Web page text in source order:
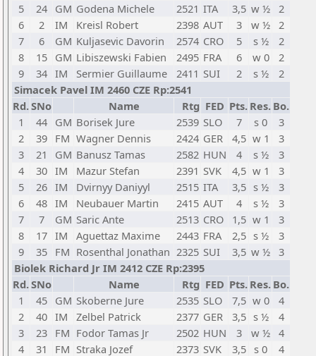
5
24 GM Godena Michele 2521 ITA 3,5 w ½ 2
6
2 IM Kreisl Robert 2398 AUT 3 w ½ 2
7
6 GM Kuljasevic Davorin 2574 CRO 5 s ½
2
8
15 GM Libiszewski Fabien 2495 FRA 6 w 0
2
9
34 IM Sermier Guillaume 2411 SUI 2 s ½
2
Simacek Pavel IM 2460 CZE Rp:2541
Rd.SNo Name Rtg FED Pts. Res. Bo.
1
44 GM Borisek Jure 2539 SLO 7 s 0
3
2
39 FM Wagner Dennis 2424 GER 4,5 w 1
3
3
21 GM Banusz Tamas 2582 HUN 4 s ½
3
4
30 IM Mazur Stefan 2391 SVK 4,5 w 1
3
5
26 IM Dvirnyy Daniyyl 2515 ITA 3,5 s ½
3
6
48 IM Neubauer Martin 2415 AUT 4 s ½
3
7
7 GM Saric Ante 2513 CRO 1,5 w 1
3
8
17 IM Aguettaz Maxime 2443 FRA 2,5 s ½
3
9
35 FM Rosenthal Jonathan 2325 SUI 3,5 w ½ 3
Biolek Richard Jr IM 2412 CZE Rp:2395
Rd.SNo Name Rtg FED Pts. Res. Bo.
1
45 GM Skoberne Jure 2535 SLO 7,5 w 0
4
2
40 IM Zelbel Patrick 2377 GER 3,5 s ½
4
3
23 FM Fodor Tamas Jr 2502 HUN 3 w ½ 4
4
31 FM Straka Jozef 2373 SVK 3,5 s 0
4